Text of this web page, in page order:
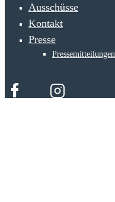
Ausschüsse
Kontakt
Presse
Pressemitteilungen